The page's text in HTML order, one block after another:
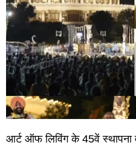
आर्ट ऑफ लिविंग के 45वें स्थापना